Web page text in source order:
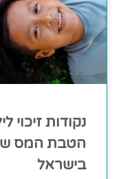
נקודות זיכוי
הטבת המס
בישראל